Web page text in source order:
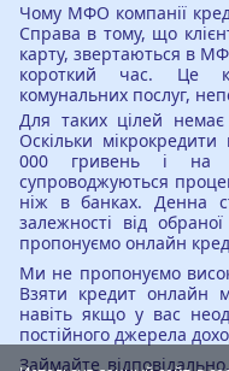
Чому МФО компанії
Справа в тому, що
карту, звертаються в
короткий час. Це
комунальних послуг,
Для таких цілей немає
Оскільки
000 гривень і на
супроводжуються
ніж в банках. Денна
залежності від
пропонуємо онлайн
Ми не пропонуємо
Взяти кредит онлайн
навіть якщо у вас
постійного джерела
Займайте